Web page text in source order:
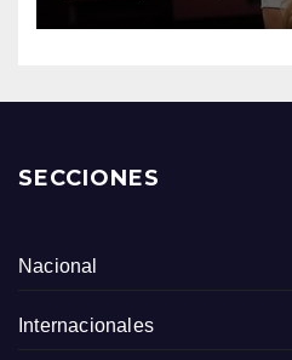
SECCIONES
Nacional
Internacionales